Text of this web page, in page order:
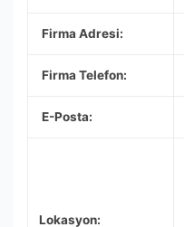
Firma Adresi:
Firma Telefon:
E-Posta:
Lokasyon: